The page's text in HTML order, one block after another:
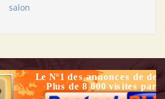
salon